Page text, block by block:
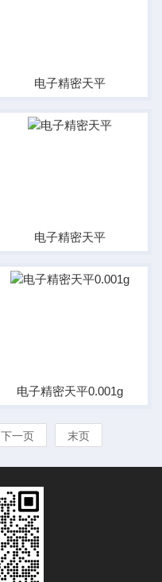
电子精密天平
电子精密天平
电子精密天平0.001g
下一页 末页